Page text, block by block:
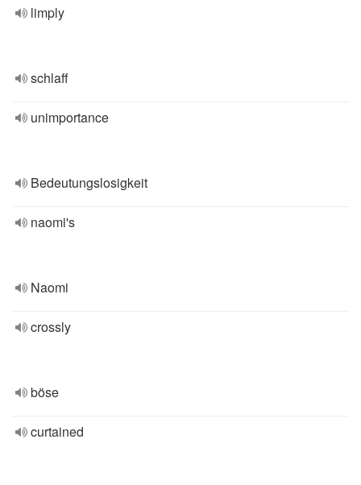
limply
schlaff
unimportance
Bedeutungslosigkeit
naomi's
Naomi
crossly
böse
curtained